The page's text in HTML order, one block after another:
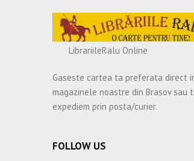
LibrariileRalu Online
Gaseste cartea ta preferata direct
magazinele noastre din Brasov sau
expediem prin posta/curier.
FOLLOW US